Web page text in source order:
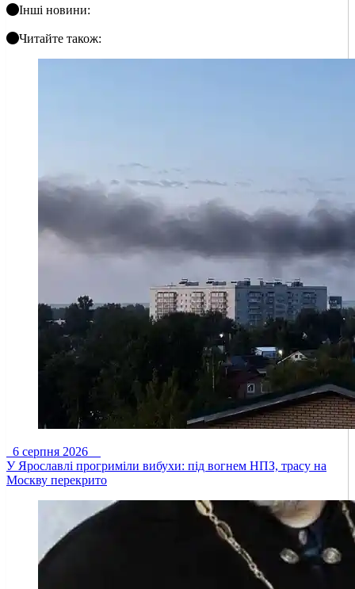
Інші новини:
Читайте також:
6 серпня 2026
У Ярославлі прогриміли вибухи: під вогнем НПЗ, трасу на
Москву перекрито